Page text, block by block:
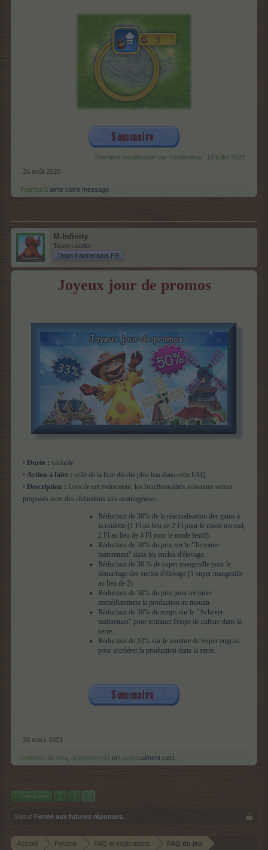
Dernière modification par modérateur: 19 juillet 2021
26 août 2020
Frambel1 aime votre message.
M-Infinity
Team Leader
Team Farmerama FR
Joyeux jour de promos
• Durée : variable
• Action à faire : celle de la liste décrite plus bas dans cette FAQ
• Description : Lors de cet événement, les fonctionnalités suivantes seront
proposés avec des réductions très avantageuses:
Réduction de 50% de la réactualisation des gains à
la roulette (1 Fl au lieu de 2 Fl pour le mode normal,
2 Fl au lieu de 4 Fl pour le mode festif).
Réduction de 50% du prix sur le "Terminer
maintenant" dans les enclos d'élevage.
Réduction de 50 % de super mangeaille pour le
démarrage des enclos d'élevage (1 super mangeaille
au lieu de 2)
Réduction de 50% du prix pour terminer
immédiatement la production au moulin
Réduction de 50% de temps sur le "Achever
maintenant" pour terminer l'étape de culture dans la
serre.
Réduction de 33% sur le nombre de Super engrais
pour accélérer la production dans la serre.
28 mars 2021
meloeee la-nina grandmère41 et4 autresaiment ceci.
< Précédent 1 2 3
Statut: Fermé aux futures réponses.
Accueil Forums FAQ et explications FAQ du jeu